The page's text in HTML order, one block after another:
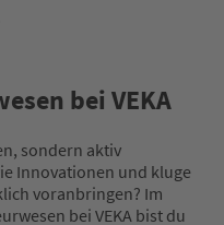
bei VEKA
sondern aktiv
Innovationen und kluge
voranbringen? Im
bei VEKA bist du